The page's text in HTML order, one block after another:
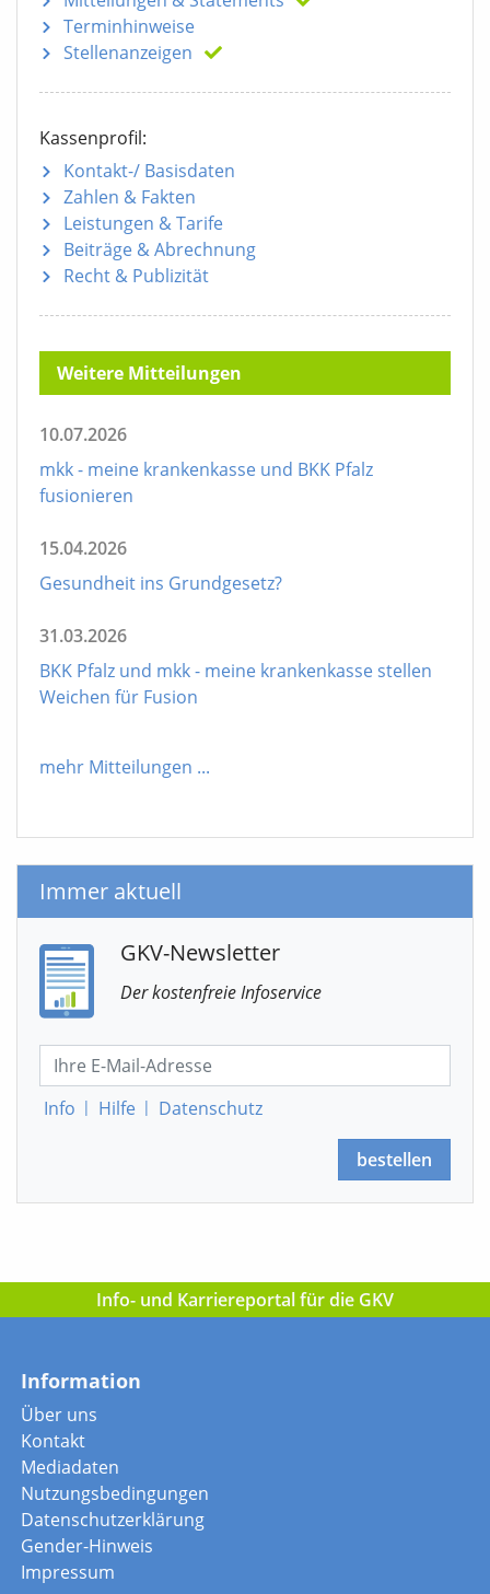
Terminhinweise
Stellenanzeigen
Kassenprofil:
Kontakt-/ Basisdaten
Zahlen & Fakten
Leistungen & Tarife
Beiträge & Abrechnung
Recht & Publizität
Weitere Mitteilungen
10.07.2026
mkk - meine krankenkasse und BKK Pfalz
fusionieren
15.04.2026
Gesundheit ins Grundgesetz?
31.03.2026
BKK Pfalz und mkk - meine krankenkasse stellen
Weichen für Fusion
mehr Mitteilungen ...
Immer aktuell
GKV-Newsletter
Der kostenfreie Infoservice
Info | Hilfe | Datenschutz
bestellen
Info- und Karriereportal für die GKV
Information
Über uns
Kontakt
Mediadaten
Nutzungsbedingungen
Datenschutzerklärung
Gender-Hinweis
Impressum